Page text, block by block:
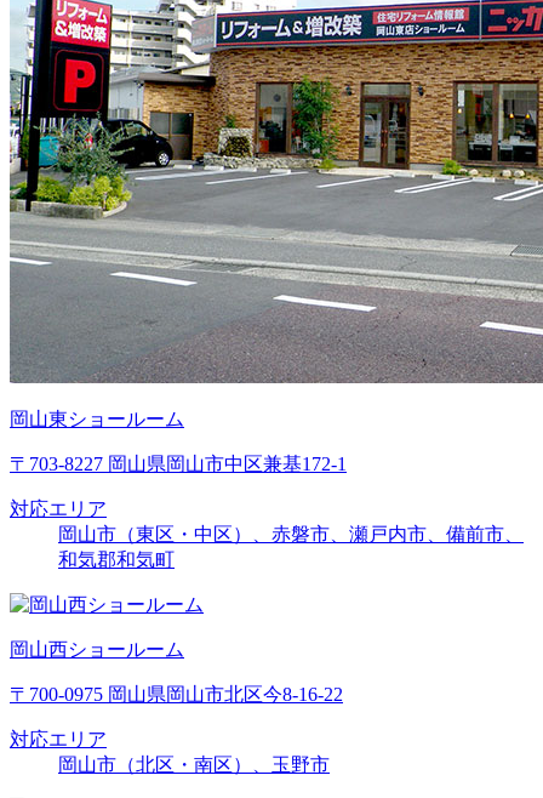
岡山東ショールーム
〒703-8227 岡山県岡山市中区兼基172-1
対応エリア
岡山市（東区・中区）、赤磐市、瀬戸内市、備前市、
和気郡和気町
岡山西ショールーム
〒700-0975 岡山県岡山市北区今8-16-22
対応エリア
岡山市（北区・南区）、玉野市